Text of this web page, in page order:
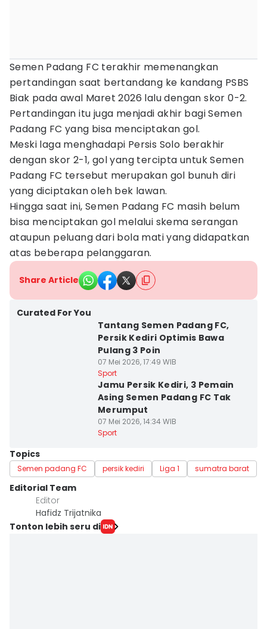
Semen Padang FC terakhir memenangkan
pertandingan saat bertandang ke kandang PSBS
Biak pada awal Maret 2026 lalu dengan skor 0-2.
Pertandingan itu juga menjadi akhir bagi Semen
Padang FC yang bisa menciptakan gol.
Meski laga menghadapi Persis Solo berakhir
dengan skor 2-1, gol yang tercipta untuk Semen
Padang FC tersebut merupakan gol bunuh diri
yang diciptakan oleh bek lawan.
Hingga saat ini, Semen Padang FC masih belum
bisa menciptakan gol melalui skema serangan
ataupun peluang dari bola mati yang didapatkan
atas beberapa pelanggaran.
Share Article
Curated For You
Tantang Semen Padang FC,
Persik Kediri Optimis Bawa
Pulang 3 Poin
07 Mei 2026, 17:49 WIB
Sport
Jamu Persik Kediri, 3 Pemain
Asing Semen Padang FC Tak
Merumput
07 Mei 2026, 14:34 WIB
Sport
Topics
Semen padang FC persik kediri Liga 1 sumatra barat
Editorial Team
Editor
Hafidz Trijatnika
Tonton lebih seru di